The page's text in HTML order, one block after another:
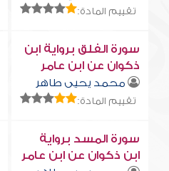
تقييم المادة:
سورة الفلق برواية ابن
ذكوان عن ابن عامر
محمد يحيى طاهر
تقييم المادة:
سورة المسد برواية
ابن ذكوان عن ابن عامر